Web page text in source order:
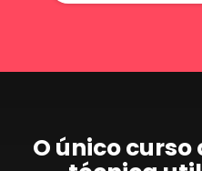
O único curso